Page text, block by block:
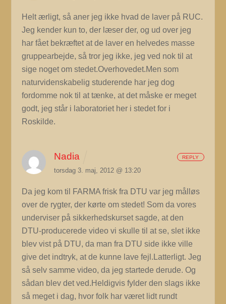
Helt ærligt, så aner jeg ikke hvad de laver på RUC.
Jeg kender kun to, der læser der, og ud over jeg
har fået bekræftet at de laver en helvedes masse
gruppearbejde, så tror jeg ikke, jeg ved nok til at
sige noget om stedet.Overhovedet.Men som
naturvidenskabelig studerende har jeg dog
fordomme nok til at tænke, at det måske er meget
godt, jeg står i laboratoriet her i stedet for i
Roskilde.
Nadia
torsdag 3. maj, 2012 @ 13:20
Da jeg kom til FARMA frisk fra DTU var jeg målløs
over de rygter, der kørte om stedet! Som da vores
underviser på sikkerhedskurset sagde, at den
DTU-producerede video vi skulle til at se, slet ikke
blev vist på DTU, da man fra DTU side ikke ville
give det indtryk, at de kunne lave fejl.Latterligt. Jeg
så selv samme video, da jeg startede derude. Og
sådan blev det ved.Heldigvis fylder den slags ikke
så meget i dag, hvor folk har været lidt rundt
REPLY